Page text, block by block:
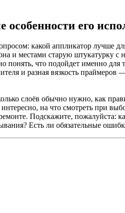
его
какой аппликатор лучше
и местами старую штукатурку
что подойдет именно для
и разная вязкость праймеров
слоёв обычно нужно, как
на что смотреть при
Подскажите, пожалуйста:
Есть ли обязательные